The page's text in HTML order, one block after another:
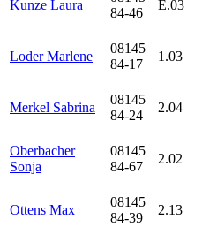
Kunze Laura
84-46
E.03
Loder Marlene
08145
84-17
1.03
Merkel Sabrina
08145
84-24
2.04
Oberbacher
Sonja
08145
84-67
2.02
Ottens Max
08145
84-39
2.13